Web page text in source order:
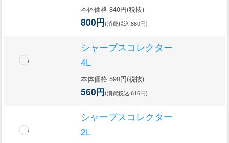
本体価格 840円(税抜)
800円(消費税込:880円)
シャープスコレクター
4L
本体価格 590円(税抜)
560円(消費税込:616円)
シャープスコレクター
2L